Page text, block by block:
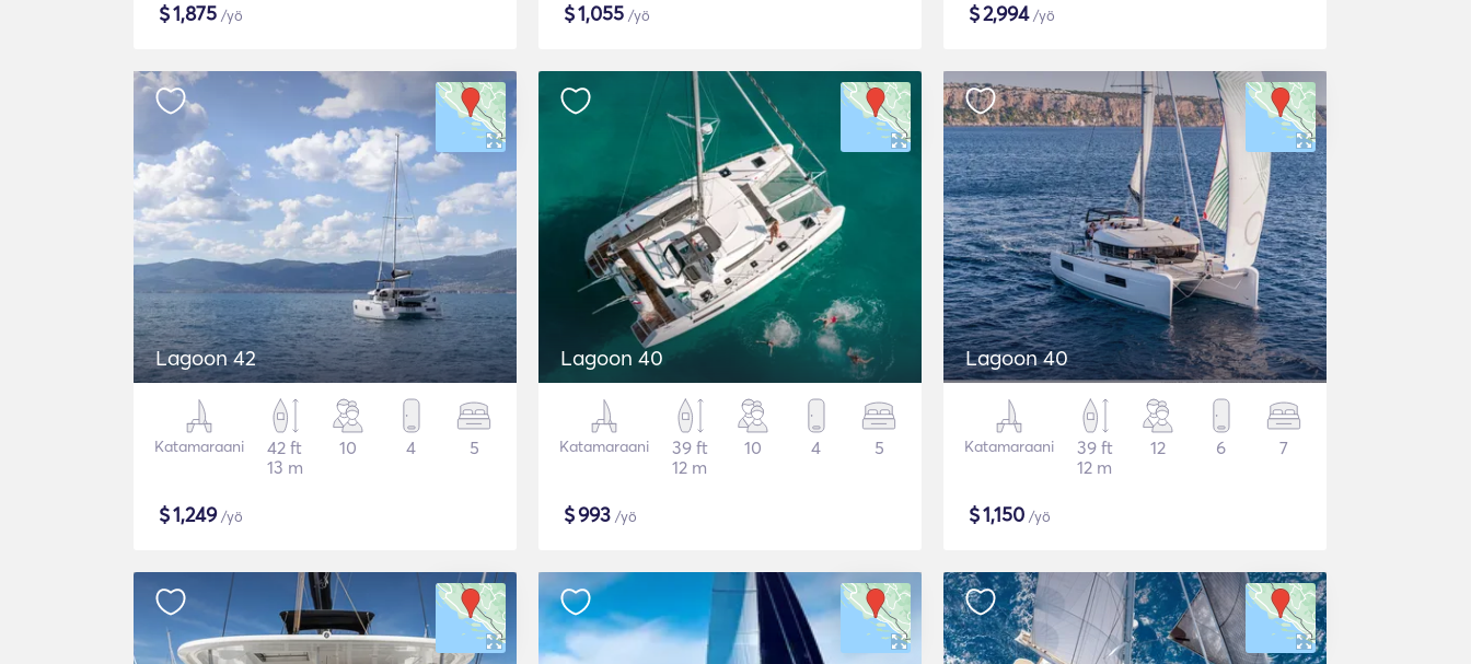
$1,875 /yö $1,055 /yö $2,994/yö
Lagoon 42
Katamaraani
42 ft
13 m
10 4 5
$1,249/yö
Lagoon 40
Katamaraani
39 ft
12 m
10 4 5
$993 /yö
Lagoon 40
Katamaraani
39 ft
12 m
12 6 7
$1,150 /yö